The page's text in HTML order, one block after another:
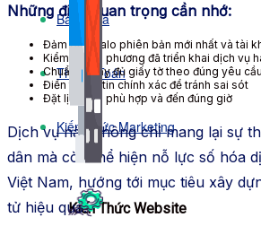
Kiến Thức Website
Bảng Giá
Thanh Toán
Kiến Thức Marketing
Những điều quan trọng cần nhớ:
Đảm bảo Zalo phiên bản mới nhất và tài
Kiểm tra địa phương đã triển khai dịch vụ
Chuẩn bị đầy đủ giấy tờ theo đúng yêu cầu
Điền thông tin chính xác để tránh sai sót
Đặt lịch hẹn phù hợp và đến đúng giờ
Dịch vụ này không chỉ mang lại sự
dân mà còn thể hiện nỗ lực số hóa
Việt Nam, hướng tới mục tiêu xây
tử hiệu quả.